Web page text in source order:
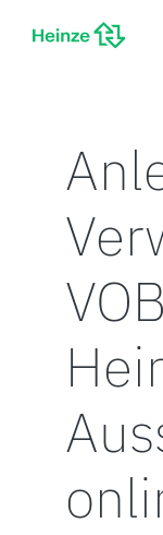
Inhalt